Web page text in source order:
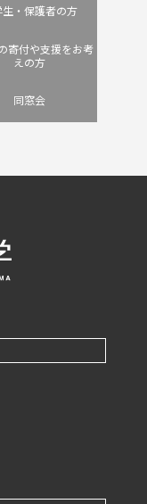
生・保護者の方
寄付や支援をお考
えの方
同窓会